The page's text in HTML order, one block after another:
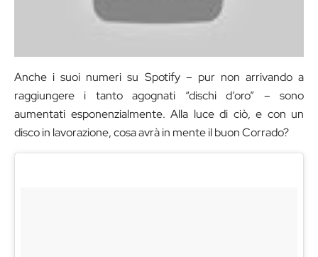
Anche i suoi numeri su Spotify – pur non arrivando a
raggiungere i tanto agognati “dischi d’oro” – sono
aumentati esponenzialmente. Alla luce di ciò, e con un
disco in lavorazione, cosa avrà in mente il buon Corrado?